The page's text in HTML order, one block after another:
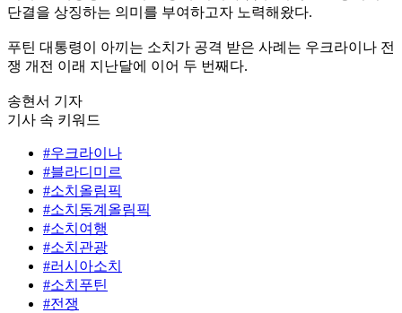
단결을 상징하는 의미를 부여하고자 노력해왔다.
푸틴 대통령이 아끼는 소치가 공격 받은 사례는 우크라이나 전
쟁 개전 이래 지난달에 이어 두 번째다.
송현서 기자
기사 속 키워드
#우크라이나
#블라디미르
#소치올림픽
#소치동계올림픽
#소치여행
#소치관광
#러시아소치
#소치푸틴
#전쟁